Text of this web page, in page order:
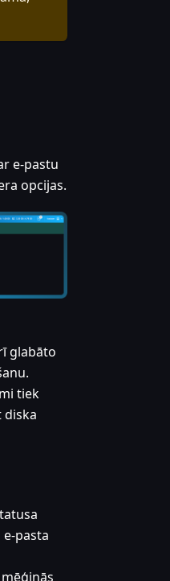
e-pastu
opcijas.
glabāto
tiek
diska
pasta